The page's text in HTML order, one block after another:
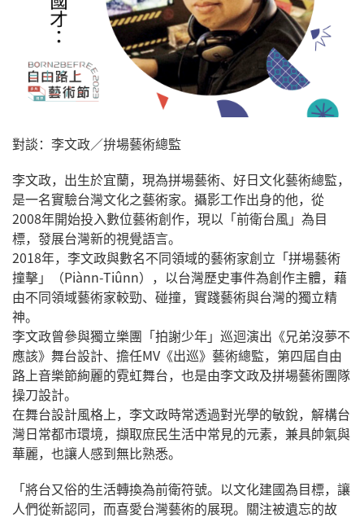
對談：李文政／拚場藝術總監
李文政，出生於宜蘭，現為拼場藝術、好日文化藝術總監，
是一名實驗台灣文化之藝術家。攝影工作出身的他，從
2008年開始投入數位藝術創作，現以「前衛台風」為目
標，發展台灣新的視覺語言。
2018年，李文政與數名不同領域的藝術家創立「拼場藝術
撞擊」（Piànn-Tiûnn），以台灣歷史事件為創作主體，藉
由不同領域藝術家較勁、碰撞，實踐藝術與台灣的獨立精
神。
李文政曾參與獨立樂團「拍謝少年」巡迴演出《兄弟沒夢不
應該》舞台設計、擔任MV《出巡》藝術總監，第四屆自由
路上音樂節絢麗的霓虹舞台，也是由李文政及拼場藝術團隊
操刀設計。
在舞台設計風格上，李文政時常透過對光學的敏銳，解構台
灣日常都市環境，擷取庶民生活中常見的元素，兼具帥氣與
華麗，也讓人感到無比熟悉。
「將台又俗的生活轉換為前衛符號。以文化建國為目標，讓
人們從新認同，而喜愛台灣藝術的展現。關注被遺忘的故